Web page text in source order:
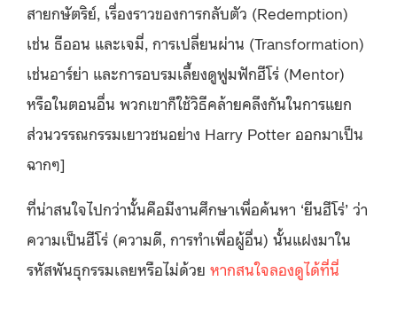
สายกษัตริย์, เรื่องราวของการกลับตัว (Redemption)
เช่น ธีออน และเจมี่, การเปลี่ยนผ่าน (Transformation)
เช่นอาร์ย่า และการอบรมเลี้ยงดูฟูมฟักฮีโร่ (Mentor)
หรือในตอนอื่น พวกเขาก็ใช้วิธีคล้ายคลึงกันในการแยก
ส่วนวรรณกรรมเยาวชนอย่าง Harry Potter ออกมาเป็น
ฉากๆ]
ที่น่าสนใจไปกว่านั้นคือมีงานศึกษาเพื่อค้นหา ‘ยีนฮีโร่’ ว่า
ความเป็นฮีโร่ (ความดี, การทำเพื่อผู้อื่น) นั้นแฝงมาใน
รหัสพันธุกรรมเลยหรือไม่ด้วย หากสนใจลองดูได้ที่นี่